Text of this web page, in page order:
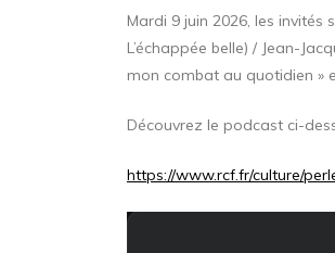
Mardi 9 juin 2026, les invités
L’échappée belle) / Jean-
mon combat au quotidien »
Découvrez le podcast ci-
https://www.rcf.fr/culture/